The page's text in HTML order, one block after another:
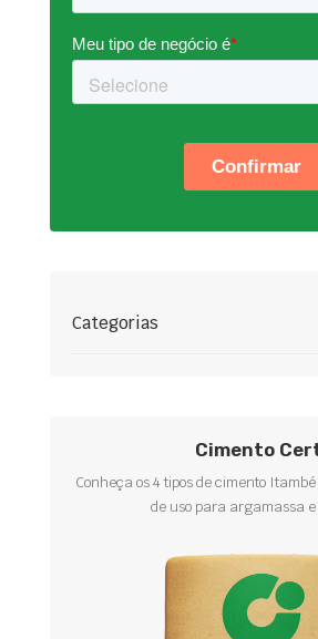
Categorias
Cimento
Conheça os 4 tipos de cimento
de uso para argamassa e